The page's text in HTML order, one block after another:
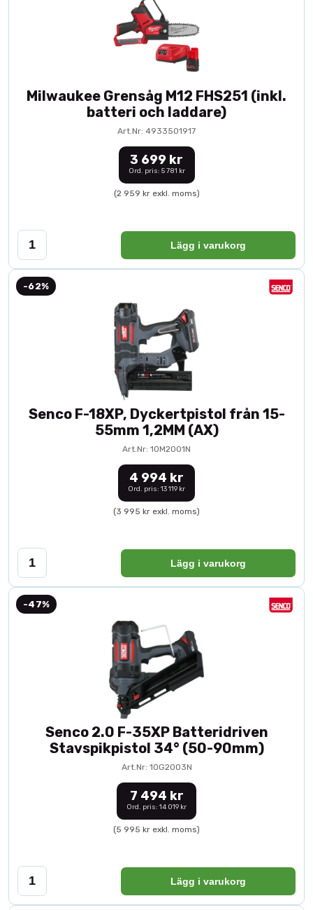
Milwaukee Grensåg M12 FHS251 (inkl.
batteri och laddare)
Art.Nr: 4933501917
3 699 kr
Ord. pris: 5 781 kr
(2 959 kr exkl. moms)
Lägg i varukorg
-62%
Senco F-18XP, Dyckertpistol från 15-
55mm 1,2MM (AX)
Art.Nr: 10M2001N
4 994 kr
Ord. pris: 13 119 kr
(3 995 kr exkl. moms)
Lägg i varukorg
-47%
Senco 2.0 F-35XP Batteridriven
Stavspikpistol 34° (50-90mm)
Art.Nr: 10G2003N
7 494 kr
Ord. pris: 14 019 kr
(5 995 kr exkl. moms)
Lägg i varukorg